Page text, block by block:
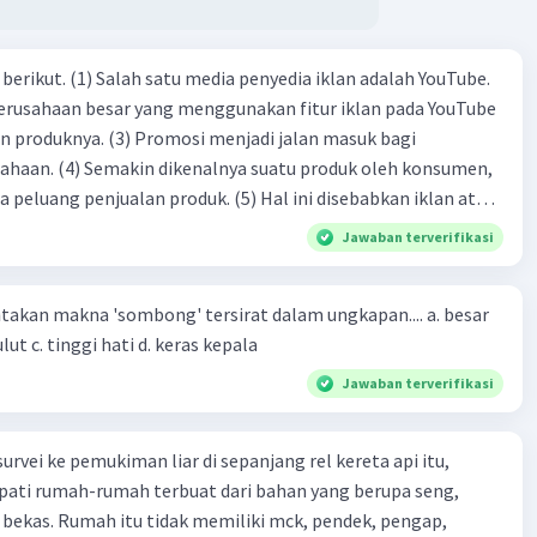
penggunaan: "Ibu, bolehkah saya pergi ke rumah
atau "Kakak, tolong bantu saya dengan tugas ini."
pengacu adalah kata benda yang digunakan untuk
kepada orang atau benda yang telah disebutkan
"buku", "rumah", dan sebagainya.
pengacu digunakan untuk menghindari pengulangan
yang sama dalam suatu kalimat atau teks.
antara nomina penyapa dan nomina pengacu terletak
dan penggunaannya dalam kalimat. Nomina penyapa
iklan adalah YouTube.
besar yang menggunakan fitur iklan pada YouTube
menjadi jalan masuk bagi
oleh konsumen,
produk. (5) Hal ini disebabkan iklan atau
cara untuk mengenalkan produk perusahaan kepada
(2)
Jawaban terverifikasi
makna 'sombong' tersirat dalam ungkapan.... a. besar
kepala b. besar mulut c. tinggi hati d. keras kepala
Jawaban terverifikasi
ke pemukiman liar di sepanjang rel kereta api itu,
rumah-rumah terbuat dari bahan yang berupa seng,
bekas. Rumah itu tidak memiliki mck, pendek, pengap,